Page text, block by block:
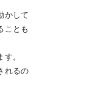
かして
ことも
。
れるの